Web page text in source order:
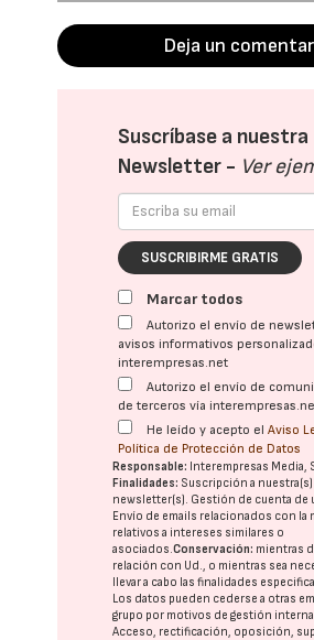
Deja un
Suscríbase a nuestra
Newsletter - Ver
SUSCRIBIRME GRATIS
Marcar todos
Autorizo el envío de
avisos informativos
interempresas.net
Autorizo el envío de
de terceros vía
He leído y acepto elAviso
Política de Protección de Datos
Responsable: Interempresas Media,
Finalidades: Suscripción a nuestra(s)
newsletter(s). Gestión de cuenta de
Envío de emails relacionados con la
relativos a intereses similares o
asociados.Conservación: mientras
relación con Ud., o mientras sea
llevar a cabo las finalidades
Los datos pueden cederse a otras
grupo por motivos de gestión
Acceso, rectificación, oposición,